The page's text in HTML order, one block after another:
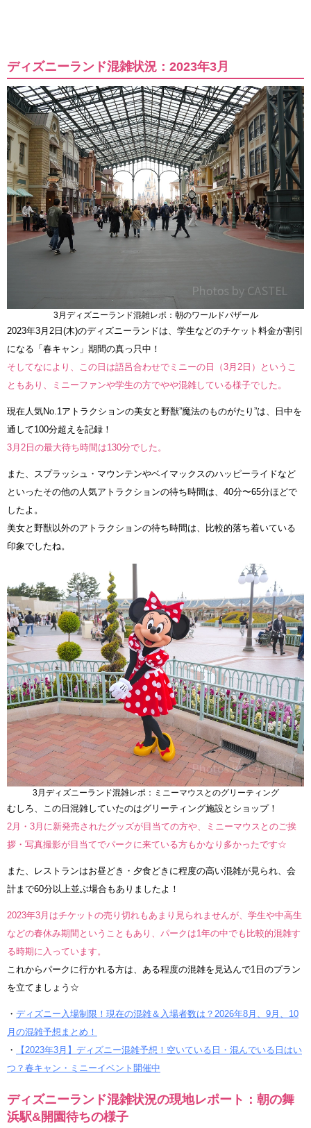
ディズニーランド混雑状況：2023年3月
3月ディズニーランド混雑レポ：朝のワールドバザール
2023年3月2日(木)のディズニーランドは、学生などのチケット料金が割引
になる「春キャン」期間の真っ只中！
そしてなにより、この日は語呂合わせでミニーの日（3月2日）というこ
ともあり、ミニーファンや学生の方でやや混雑している様子でした。
現在人気No.1アトラクションの美女と野獣”魔法のものがたり”は、日中を
通して100分超えを記録！
3月2日の最大待ち時間は130分でした。
また、スプラッシュ・マウンテンやベイマックスのハッピーライドなど
といったその他の人気アトラクションの待ち時間は、40分〜65分ほどで
したよ。
美女と野獣以外のアトラクションの待ち時間は、比較的落ち着いている
印象でしたね。
3月ディズニーランド混雑レポ：ミニーマウスとのグリーティング
むしろ、この日混雑していたのはグリーティング施設とショップ！
2月・3月に新発売されたグッズが目当ての方や、ミニーマウスとのご挨
拶・写真撮影が目当てでパークに来ている方もかなり多かったです☆
また、レストランはお昼どき・夕食どきに程度の高い混雑が見られ、会
計まで60分以上並ぶ場合もありましたよ！
2023年3月はチケットの売り切れもあまり見られませんが、学生や中高生
などの春休み期間ということもあり、パークは1年の中でも比較的混雑す
る時期に入っています。
これからパークに行かれる方は、ある程度の混雑を見込んで1日のプラン
を立てましょう☆
・ ディズニー入場制限！現在の混雑＆入場者数は？2026年8月、9月、10
月の混雑予想まとめ！
・
【2023年3月】ディズニー混雑予想！空いている日・混んでいる日はい
つ？春キャン・ミニーイベント開催中
ディズニーランド混雑状況の現地レポート：朝の舞
浜駅&開園待ちの様子